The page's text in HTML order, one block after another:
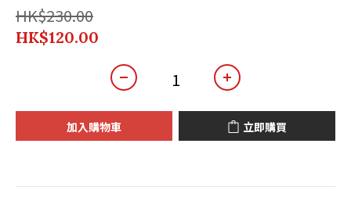
HK$230.00
HK$120.00
加入購物車 立即購買